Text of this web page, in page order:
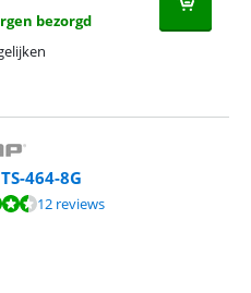
bezorgd
464-8G
op 12 reviews.
12 reviews